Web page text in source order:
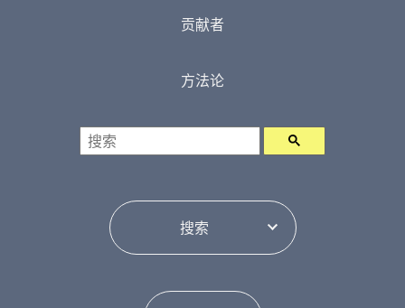
贡献者
方法论
搜索
目录切换